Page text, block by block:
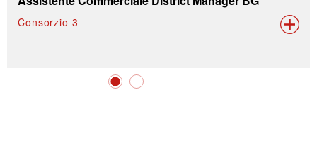
Consorzio 3